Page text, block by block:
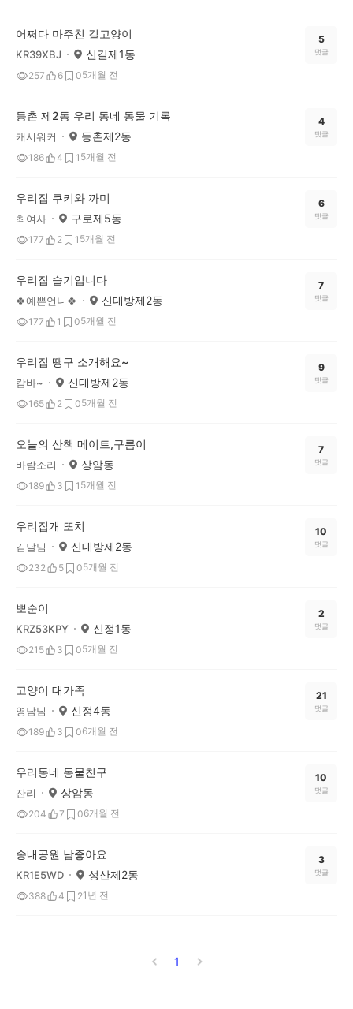
어쩌다 마주친 길고양이
KR39XBJ 신길제1동
257 6 05개월 전
5
댓글
등촌 제2동 우리 동네 동물 기록
캐시워커 등촌제2동
186 4 1 5개월 전
4
댓글
우리집 쿠키와 까미
최여사 구로제5동
177 2 1 5개월 전
6
댓글
우리집 슬기입니다
🍀예쁜언니🍀 신대방제2동
177 1 05개월 전
7
댓글
우리집 땡구 소개해요~
캄바~ 신대방제2동
165 2 05개월 전
9
댓글
오늘의 산책 메이트,구름이
바람소리 상암동
189 3 1 5개월 전
7
댓글
우리집개 또치
김달님 신대방제2동
232 5 05개월 전
10
댓글
뽀순이
KRZ53KPY 신정1동
215 3 05개월 전
2
댓글
고양이 대가족
영담님 신정4동
189 3 06개월 전
21
댓글
우리동네 동물친구
잔리 상암동
204 7 06개월 전
10
댓글
송내공원 남좋아요
KR1E5WD 성산제2동
388 4 21년 전
3
댓글
1